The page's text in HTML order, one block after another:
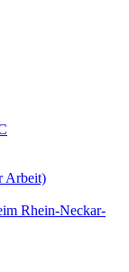
Arbeit)
Rhein-Neckar-